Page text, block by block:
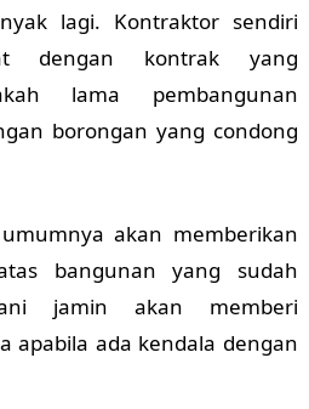
lagi. Kontraktor sendiri
dengan kontrak yang
lama pembangunan
borongan yang condong
akan memberikan
bangunan yang sudah
jamin akan memberi
apabila ada kendala dengan